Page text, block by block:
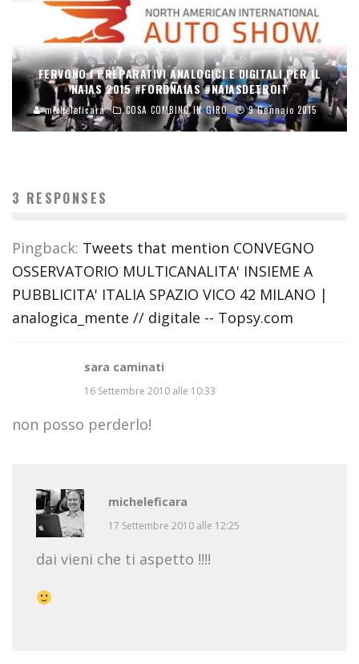
FERVONO I PREPARATIVI ANALOGICI E DIGITALI PER IL
NAIAS 2015 #FORDNAIAS #NAIASDETROIT
micheleficara COSA COMBINO IN GIRO 9 Gennaio 2015
3 RESPONSES
Pingback: Tweets that mention CONVEGNO
OSSERVATORIO MULTICANALITA' INSIEME A
PUBBLICITA' ITALIA SPAZIO VICO 42 MILANO |
analogica_mente // digitale -- Topsy.com
sara caminati
16 Settembre 2010 alle 10:33
non posso perderlo!
micheleficara
17 Settembre 2010 alle 12:25
dai vieni che ti aspetto !!!!